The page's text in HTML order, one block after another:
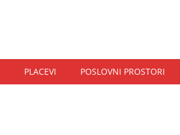
PLACEVI POSLOVNI PROSTORI